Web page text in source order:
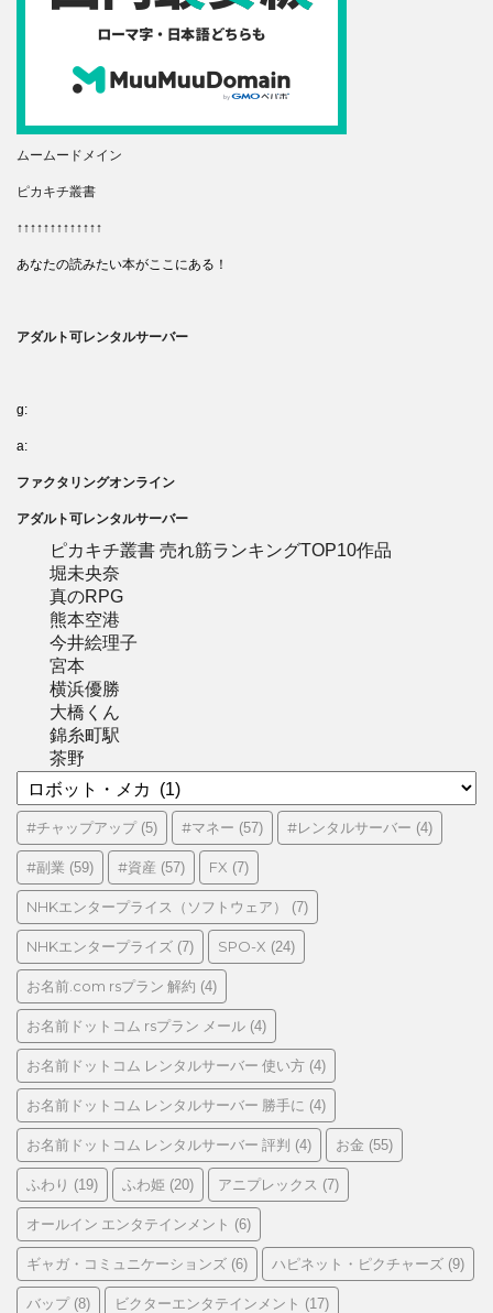
ムームードメイン
ピカキチ叢書
↑↑↑↑↑↑↑↑↑↑↑↑↑
あなたの読みたい本がここにある！
アダルト可レンタルサーバー
g:
a:
ファクタリングオンライン
アダルト可レンタルサーバー
ピカキチ叢書 売れ筋ランキングTOP10作品
堀未央奈
真のRPG
熊本空港
今井絵理子
宮本
横浜優勝
大橋くん
錦糸町駅
茶野
カ
テ
ゴ
リ
ー
#チャップアップ(5) #マネー (57) #レンタルサーバー (4)
#副業 (59) #資産 (57) FX (7)
NHKエンタープライス（ソフトウェア） (7)
NHKエンタープライズ (7) SPO-X (24)
お名前.com rsプラン 解約 (4)
お名前ドットコム rsプラン メール (4)
お名前ドットコム レンタルサーバー 使い方 (4)
お名前ドットコム レンタルサーバー 勝手に (4)
お名前ドットコム レンタルサーバー 評判 (4) お金 (55)
ふわり (19) ふわ姫 (20) アニプレックス (7)
オールイン エンタテインメント (6)
ギャガ・コミュニケーションズ (6) ハピネット・ピクチャーズ (9)
バップ(8) ビクターエンタテインメント (17)